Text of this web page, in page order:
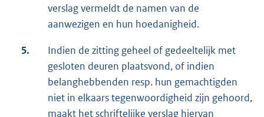
verslag vermeldt de namen van de
aanwezigen en hun hoedanigheid.
5.
Indien de zitting geheel of gedeeltelijk met
gesloten deuren plaatsvond, of indien
belanghebbenden resp. hun gemachtigden
niet in elkaars tegenwoordigheid zijn gehoord,
maakt het schriftelijke verslag hiervan